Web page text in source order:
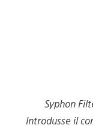
Syphon
Introdusse il